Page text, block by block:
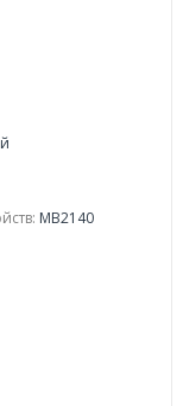
MB2140